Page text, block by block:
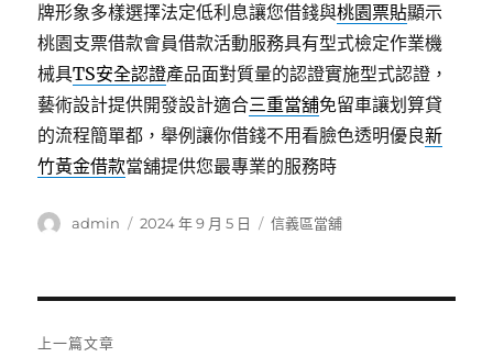
牌形象多樣選擇法定低利息讓您借錢與桃園票貼顯示
桃園支票借款會員借款活動服務具有型式檢定作業機
械具TS安全認證產品面對質量的認證實施型式認證，
藝術設計提供開發設計適合三重當舖免留車讓划算貸
的流程簡單都，舉例讓你借錢不用看臉色透明優良新
竹黃金借款當舖提供您最專業的服務時
作
admin
發
2024 年 9 月 5 日
分
信義區當舖
上一篇文章